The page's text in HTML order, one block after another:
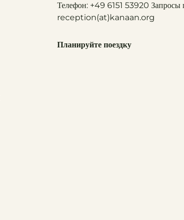
Телефон: +49 6151 53920 Запросы
reception(at)kanaan.org
Планируйте поездку